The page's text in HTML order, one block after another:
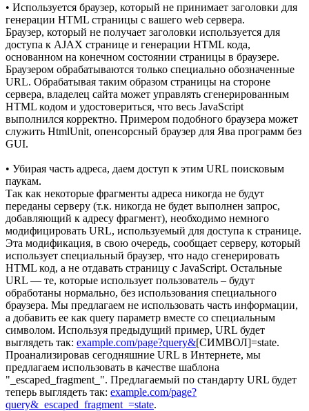
• Используется браузер, который не принимает заголовки для
генерации HTML страницы с вашего web сервера.
Браузер, который не получает заголовки используется для
доступа к AJAX странице и генерации HTML кода,
основанном на конечном состоянии страницы в браузере.
Браузером обрабатываются только специально обозначенные
URL. Обрабатывая таким образом страницы на стороне
сервера, владелец сайта может управлять сгенерированным
HTML кодом и удостовериться, что весь JavaScript
выполнился корректно. Примером подобного браузера может
служить HtmlUnit, опенсорсный браузер для Ява программ без
GUI.
• Убирая часть адреса, даем доступ к этим URL поисковым
паукам.
Так как некоторые фрагменты адреса никогда не будут
переданы серверу (т.к. никогда не будет выполнен запрос,
добавляющий к адресу фрагмент), необходимо немного
модифицировать URL, используемый для доступа к странице.
Эта модификация, в свою очередь, сообщает серверу, который
использует специальный браузер, что надо сгенерировать
HTML код, а не отдавать страницу с JavaScript. Остальные
URL — те, которые использует пользователь – будут
обработаны нормально, без использования специального
браузера. Мы предлагаем не использовать часть информации,
а добавить ее как query параметр вместе со специальным
символом. Используя предыдущий пример, URL будет
выглядеть так: example.com/page?query&[СИМВОЛ]=state.
Проанализировав сегодняшние URL в Интернете, мы
предлагаем использовать в качестве шаблона
"_escaped_fragment_". Предлагаемый по стандарту URL будет
теперь выглядеть так: example.com/page?
query&_escaped_fragment_=state.